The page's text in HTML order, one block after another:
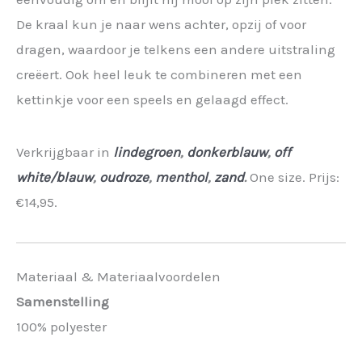
De kraal kun je naar wens achter, opzij of voor
dragen, waardoor je telkens een andere uitstraling
creëert. Ook heel leuk te combineren met een
kettinkje voor een speels en gelaagd effect.
Verkrijgbaar in lindegroen, donkerblauw, off
white/blauw, oudroze, menthol, zand.One size. Prijs:
€14,95.
Materiaal & Materiaalvoordelen
Samenstelling
100% polyester